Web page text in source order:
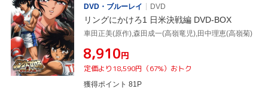
DVD・ブルーレイ
DVD
リングにかけろ1 日米決戦編 DVD-BOX
車田正美(原作),森田成一(高嶺竜児),田中理恵(高嶺菊)
¥8,910円
定価より18,590円（67%）おトク
獲得ポイント 81P